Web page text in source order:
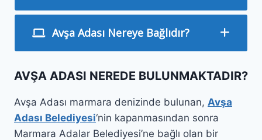
Avşa Adası Nereye Bağlıdır?
AVŞA ADASI NEREDE BULUNMAKTADIR?
Avşa Adası marmara denizinde bulunan, Avşa
Adası Belediyesi‘nin kapanmasından sonra
Marmara Adalar Belediyesi’ne bağlı olan bir